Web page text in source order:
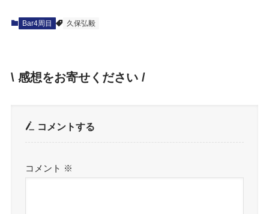
Bar4周目 久保弘毅
\ 感想をお寄せください /
コメントする
コメント ※